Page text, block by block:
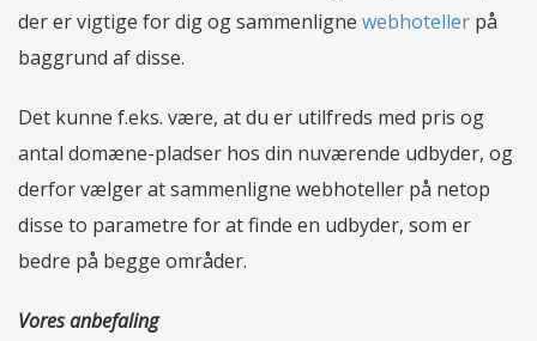
der er vigtige for dig og sammenligne webhoteller på
baggrund af disse.
Det kunne f.eks. være, at du er utilfreds med pris og
antal domæne-pladser hos din nuværende udbyder, og
derfor vælger at sammenligne webhoteller på netop
disse to parametre for at finde en udbyder, som er
bedre på begge områder.
Vores anbefaling